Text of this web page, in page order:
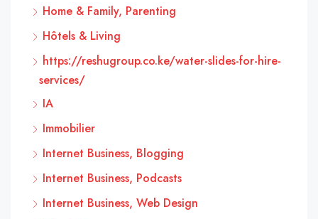
Home & Family, Parenting
Hôtels & Living
https://reshugroup.co.ke/water-slides-for-hire-
services/
IA
Immobilier
Internet Business, Blogging
Internet Business, Podcasts
Internet Business, Web Design